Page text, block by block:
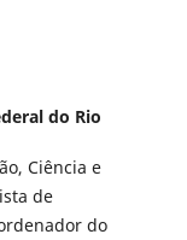
do Rio
Ciência e
de
do